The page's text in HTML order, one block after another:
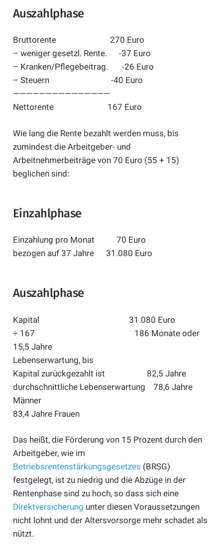
Auszahlphase
Bruttorente 270 Euro
– weniger gesetzl. Rente. -37 Euro
– Kranken/Pflegebeitrag. -26 Euro
– Steuern -40 Euro
———————————————
Nettorente 167 Euro
Wie lang die Rente bezahlt werden muss, bis
zumindest die Arbeitgeber- und
Arbeitnehmerbeiträge von 70 Euro (55 + 15)
beglichen sind:
Einzahlphase
Einzahlung pro Monat 70 Euro
bezogen auf 37 Jahre 31.080 Euro
Auszahlphase
Kapital 31.080 Euro
÷ 167 186 Monate oder
15,5 Jahre
Lebenserwartung, bis
Kapital zurückgezahlt ist 82,5 Jahre
durchschnittliche Lebenserwartung 78,6 Jahre
Männer
83,4 Jahre Frauen
Das heißt, die Förderung von 15 Prozent durch den
Arbeitgeber, wie im
Betriebsrentenstärkungsgesetzes (BRSG)
festgelegt, ist zu niedrig und die Abzüge in der
Rentenphase sind zu hoch, so dass sich eine
Direktversicherung unter diesen Voraussetzungen
nicht lohnt und der Altersvorsorge mehr schadet als
nützt.